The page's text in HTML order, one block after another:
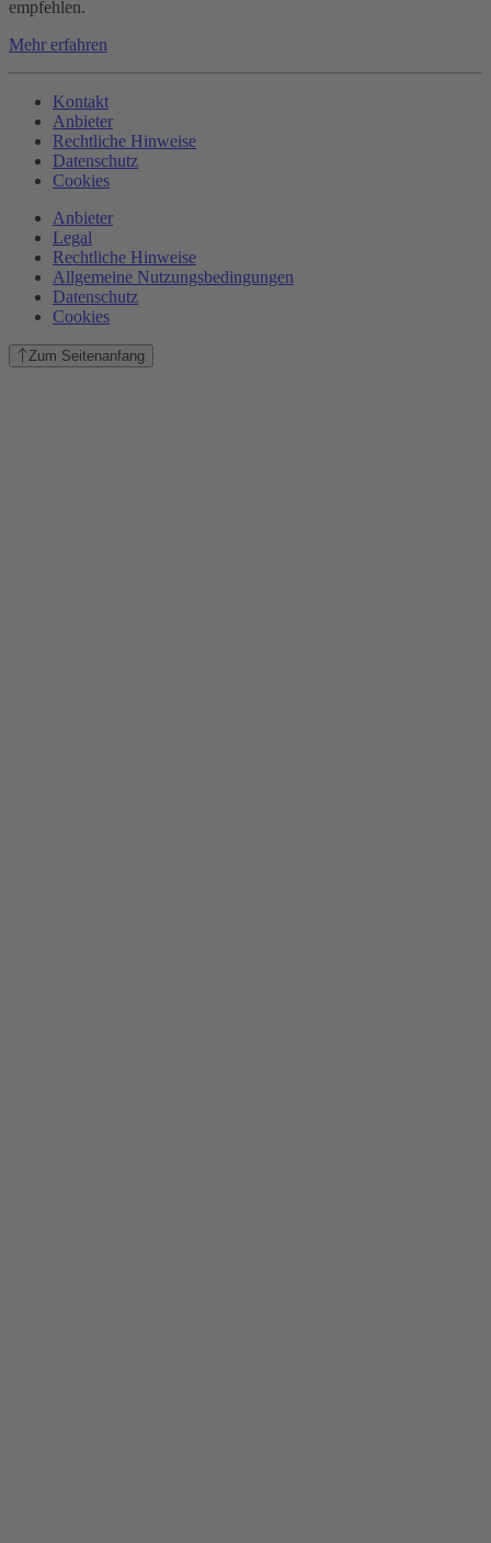
empfehlen.
Mehr erfahren
Kontakt
Anbieter
Rechtliche Hinweise
Datenschutz
Cookies
Anbieter
Legal
Rechtliche Hinweise
Allgemeine Nutzungsbedingungen
Datenschutz
Cookies
Zum Seitenanfang